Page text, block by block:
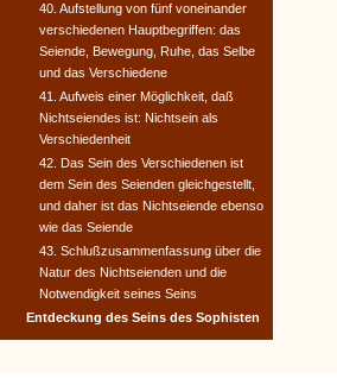
40. Aufstellung von fünf voneinander
verschiedenen Hauptbegriffen: das
Seiende, Bewegung, Ruhe, das Selbe
und das Verschiedene
41. Aufweis einer Möglichkeit, daß
Nichtseiendes ist: Nichtsein als
Verschiedenheit
42. Das Sein des Verschiedenen ist
dem Sein des Seienden gleichgestellt,
und daher ist das Nichtseiende ebenso
wie das Seiende
43. Schlußzusammenfassung über die
Natur des Nichtseienden und die
Notwendigkeit seines Seins
Entdeckung des Seins des Sophisten